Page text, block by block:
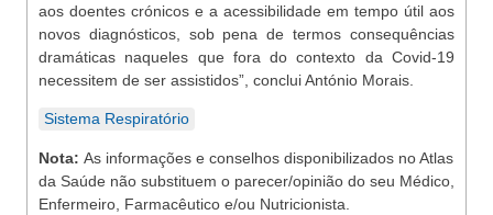
aos doentes crónicos e a acessibilidade em tempo útil aos
novos diagnósticos, sob pena de termos consequências
dramáticas naqueles que fora do contexto da Covid-19
necessitem de ser assistidos”, conclui António Morais.
Sistema Respiratório
Nota: As informações e conselhos disponibilizados no Atlas
da Saúde não substituem o parecer/opinião do seu Médico,
Enfermeiro, Farmacêutico e/ou Nutricionista.